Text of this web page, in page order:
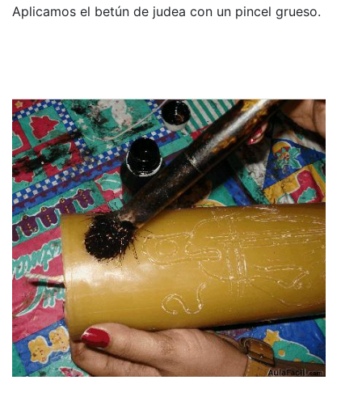
Aplicamos el betún de judea con un pincel grueso.